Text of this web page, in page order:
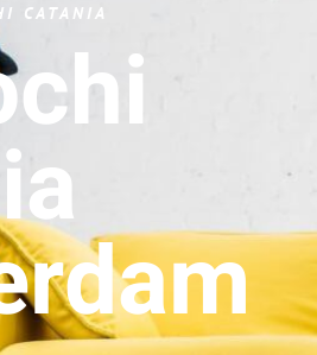
CATANIA